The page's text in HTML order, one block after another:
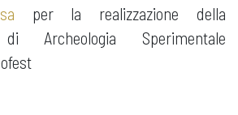
per la realizzazione della
di Archeologia Sperimentale